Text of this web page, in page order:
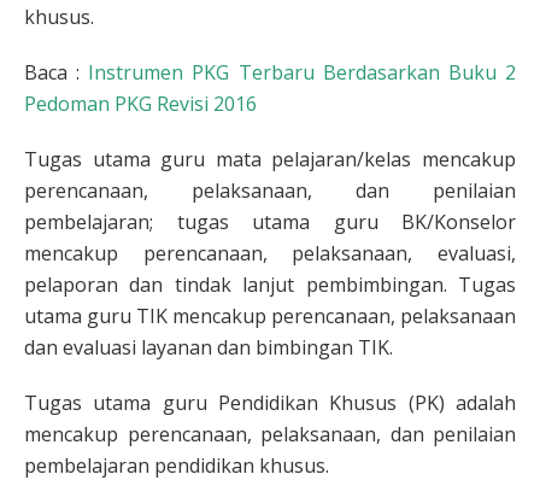
khusus.
Baca : Instrumen PKG Terbaru Berdasarkan Buku 2
Pedoman PKG Revisi 2016
Tugas utama guru mata pelajaran/kelas mencakup
perencanaan, pelaksanaan, dan penilaian
pembelajaran; tugas utama guru BK/Konselor
mencakup perencanaan, pelaksanaan, evaluasi,
pelaporan dan tindak lanjut pembimbingan. Tugas
utama guru TIK mencakup perencanaan, pelaksanaan
dan evaluasi layanan dan bimbingan TIK.
Tugas utama guru Pendidikan Khusus (PK) adalah
mencakup perencanaan, pelaksanaan, dan penilaian
pembelajaran pendidikan khusus.